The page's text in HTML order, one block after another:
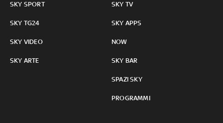
SKY SPORT
SKY TG24
SKY VIDEO
SKY ARTE
SKY TV
SKY APPS
NOW
SKY BAR
SPAZI SKY
PROGRAMMI